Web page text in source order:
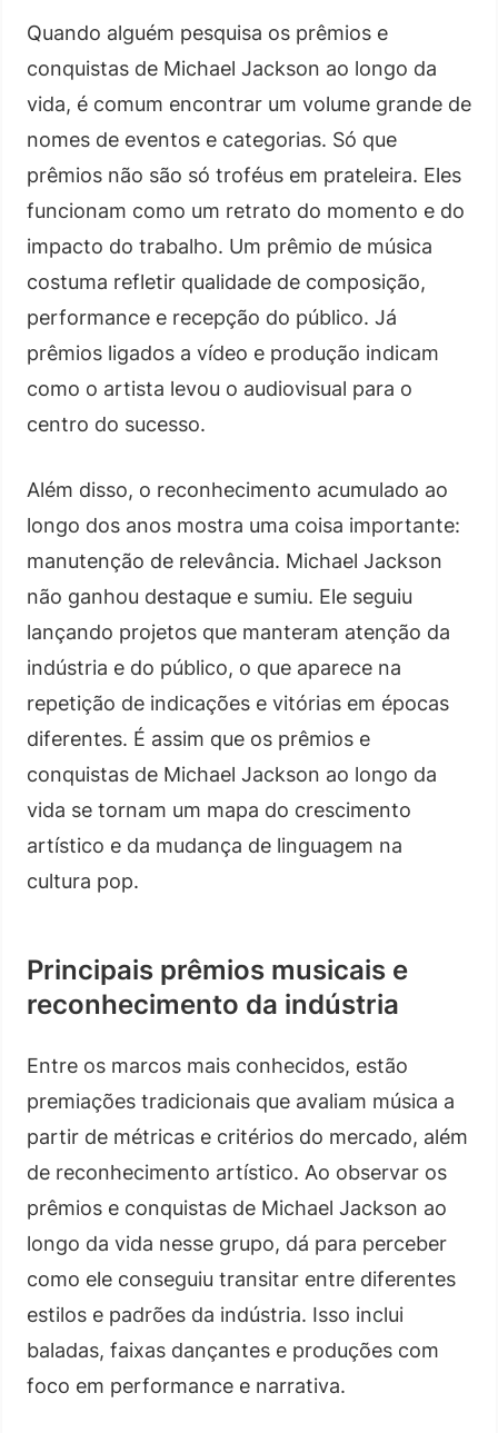
Quando alguém pesquisa os prêmios e
conquistas de Michael Jackson ao longo da
vida, é comum encontrar um volume grande de
nomes de eventos e categorias. Só que
prêmios não são só troféus em prateleira. Eles
funcionam como um retrato do momento e do
impacto do trabalho. Um prêmio de música
costuma refletir qualidade de composição,
performance e recepção do público. Já
prêmios ligados a vídeo e produção indicam
como o artista levou o audiovisual para o
centro do sucesso.
Além disso, o reconhecimento acumulado ao
longo dos anos mostra uma coisa importante:
manutenção de relevância. Michael Jackson
não ganhou destaque e sumiu. Ele seguiu
lançando projetos que manteram atenção da
indústria e do público, o que aparece na
repetição de indicações e vitórias em épocas
diferentes. É assim que os prêmios e
conquistas de Michael Jackson ao longo da
vida se tornam um mapa do crescimento
artístico e da mudança de linguagem na
cultura pop.
Principais prêmios musicais e
reconhecimento da indústria
Entre os marcos mais conhecidos, estão
premiações tradicionais que avaliam música a
partir de métricas e critérios do mercado, além
de reconhecimento artístico. Ao observar os
prêmios e conquistas de Michael Jackson ao
longo da vida nesse grupo, dá para perceber
como ele conseguiu transitar entre diferentes
estilos e padrões da indústria. Isso inclui
baladas, faixas dançantes e produções com
foco em performance e narrativa.